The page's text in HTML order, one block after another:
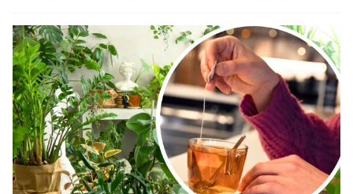
razie ocalić nasze rośliny, przed letnimi upałami.
Ekspertka Reachel Crow ma na to pewne
rozwiązanie. Dzięki niemu nawet mimo upałów
wasze rośliny będą rozwijały się wprost wspaniale.